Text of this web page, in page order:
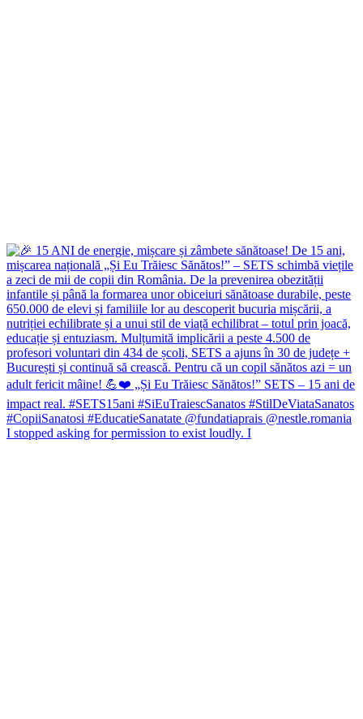
I stopped asking for permission to exist loudly. I